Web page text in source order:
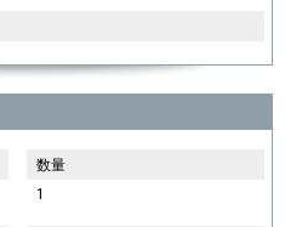
数量
1